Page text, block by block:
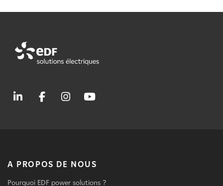
A PROPOS DE NOUS
Pourquoi EDF power solutions ?